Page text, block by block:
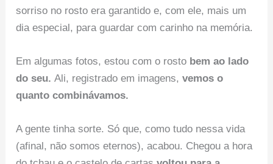
sorriso no rosto era garantido e, com ele, mais um
dia especial, para guardar com carinho na memória.
Em algumas fotos, estou com o rosto bem ao lado
do seu. Ali, registrado em imagens,vemos o
quanto combinávamos.
A gente tinha sorte. Só que, como tudo nessa vida
(afinal, não somos eternos), acabou. Chegou a hora